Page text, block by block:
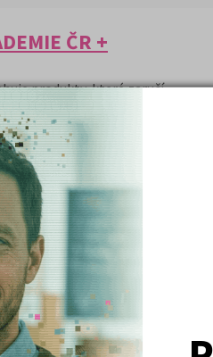
ČR +
produkty, které zaručí
dostanou skvělou
k přijímacím
o celkovém
přijímacích zkoušek
tématech, která jsou
v hodnotě 9360,- Kč
testových otázek za